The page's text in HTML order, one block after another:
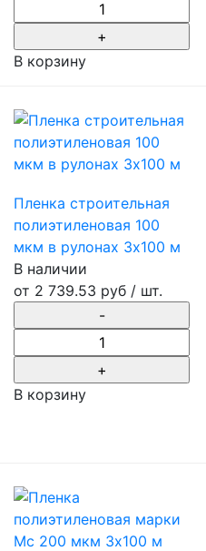
В корзину
Пленка строительная
полиэтиленовая 100
мкм в рулонах 3х100 м
В наличии
от 2 739.53 руб / шт.
В корзину